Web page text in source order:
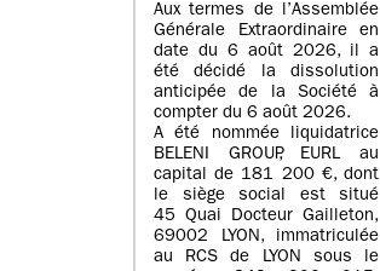
Aux termes de l’Assemblée
Générale Extraordinaire en
date du 6 août 2026, il a
été décidé la dissolution
anticipée de la Société à
compter du 6 août 2026.
A été nommée liquidatrice
BELENI GROUP, EURL au
capital de 181 200 €, dont
le siège social est situé
45 Quai Docteur Gailleton,
69002 LYON, immatriculée
au RCS de LYON sous le